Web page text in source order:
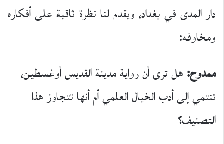
دار المدى في بغداد، ويقدم لنا نظرة ثاقبة على أفكاره
ومخاوفه: –
ممدوح:هل ترى أن رواية مدينة القديس أوغسطين،
تنتمي إلى أدب الخيال العلمي أم أنها تتجاوز هذا
التصنيف؟